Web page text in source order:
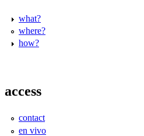
what?
where?
how?
access
contact
en vivo